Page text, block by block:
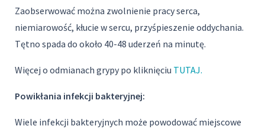
Zaobserwować można zwolnienie pracy serca,
niemiarowość, kłucie w sercu, przyśpieszenie oddychania.
Tętno spada do około 40-48 uderzeń na minutę.
Więcej o odmianach grypy po kliknięciu TUTAJ.
Powikłania infekcji bakteryjnej:
Wiele infekcji bakteryjnych może powodować miejscowe